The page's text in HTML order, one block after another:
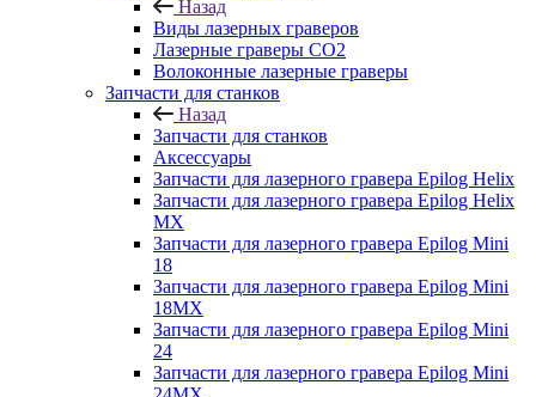
Назад
Виды лазерных граверов
Лазерные граверы СО2
Волоконные лазерные граверы
Запчасти для станков
Назад
Запчасти для станков
Аксессуары
Запчасти для лазерного гравера Epilog Helix
Запчасти для лазерного гравера Epilog Helix
MX
Запчасти для лазерного гравера Epilog Mini
18
Запчасти для лазерного гравера Epilog Mini
18MX
Запчасти для лазерного гравера Epilog Mini
24
Запчасти для лазерного гравера Epilog Mini